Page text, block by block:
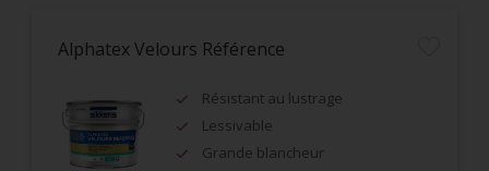
Alphatex Velours Référence
Résistant au lustrage
Lessivable
Grande blancheur